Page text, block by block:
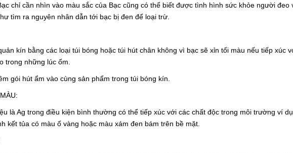
chỉ cần nhìn vào màu sắc của Bạc cũng có thể biết được tình hình sức khỏe người đeo
tìm ra nguyên nhân dẫn tới bạc bị đen để loại trừ.
kín bằng các loại túi bóng hoặc túi hút chân không vì bạc sẽ xỉn tối màu nếu tiếp xúc
trong những lúc ốm.
gói hút ẩm vào cùng sản phẩm trong túi bóng kín.
là Ag trong điều kiện bình thường có thể tiếp xúc với các chất độc trong môi trường ví
kết tủa có màu ố vàng hoặc màu xám đen bám trên bề mặt.